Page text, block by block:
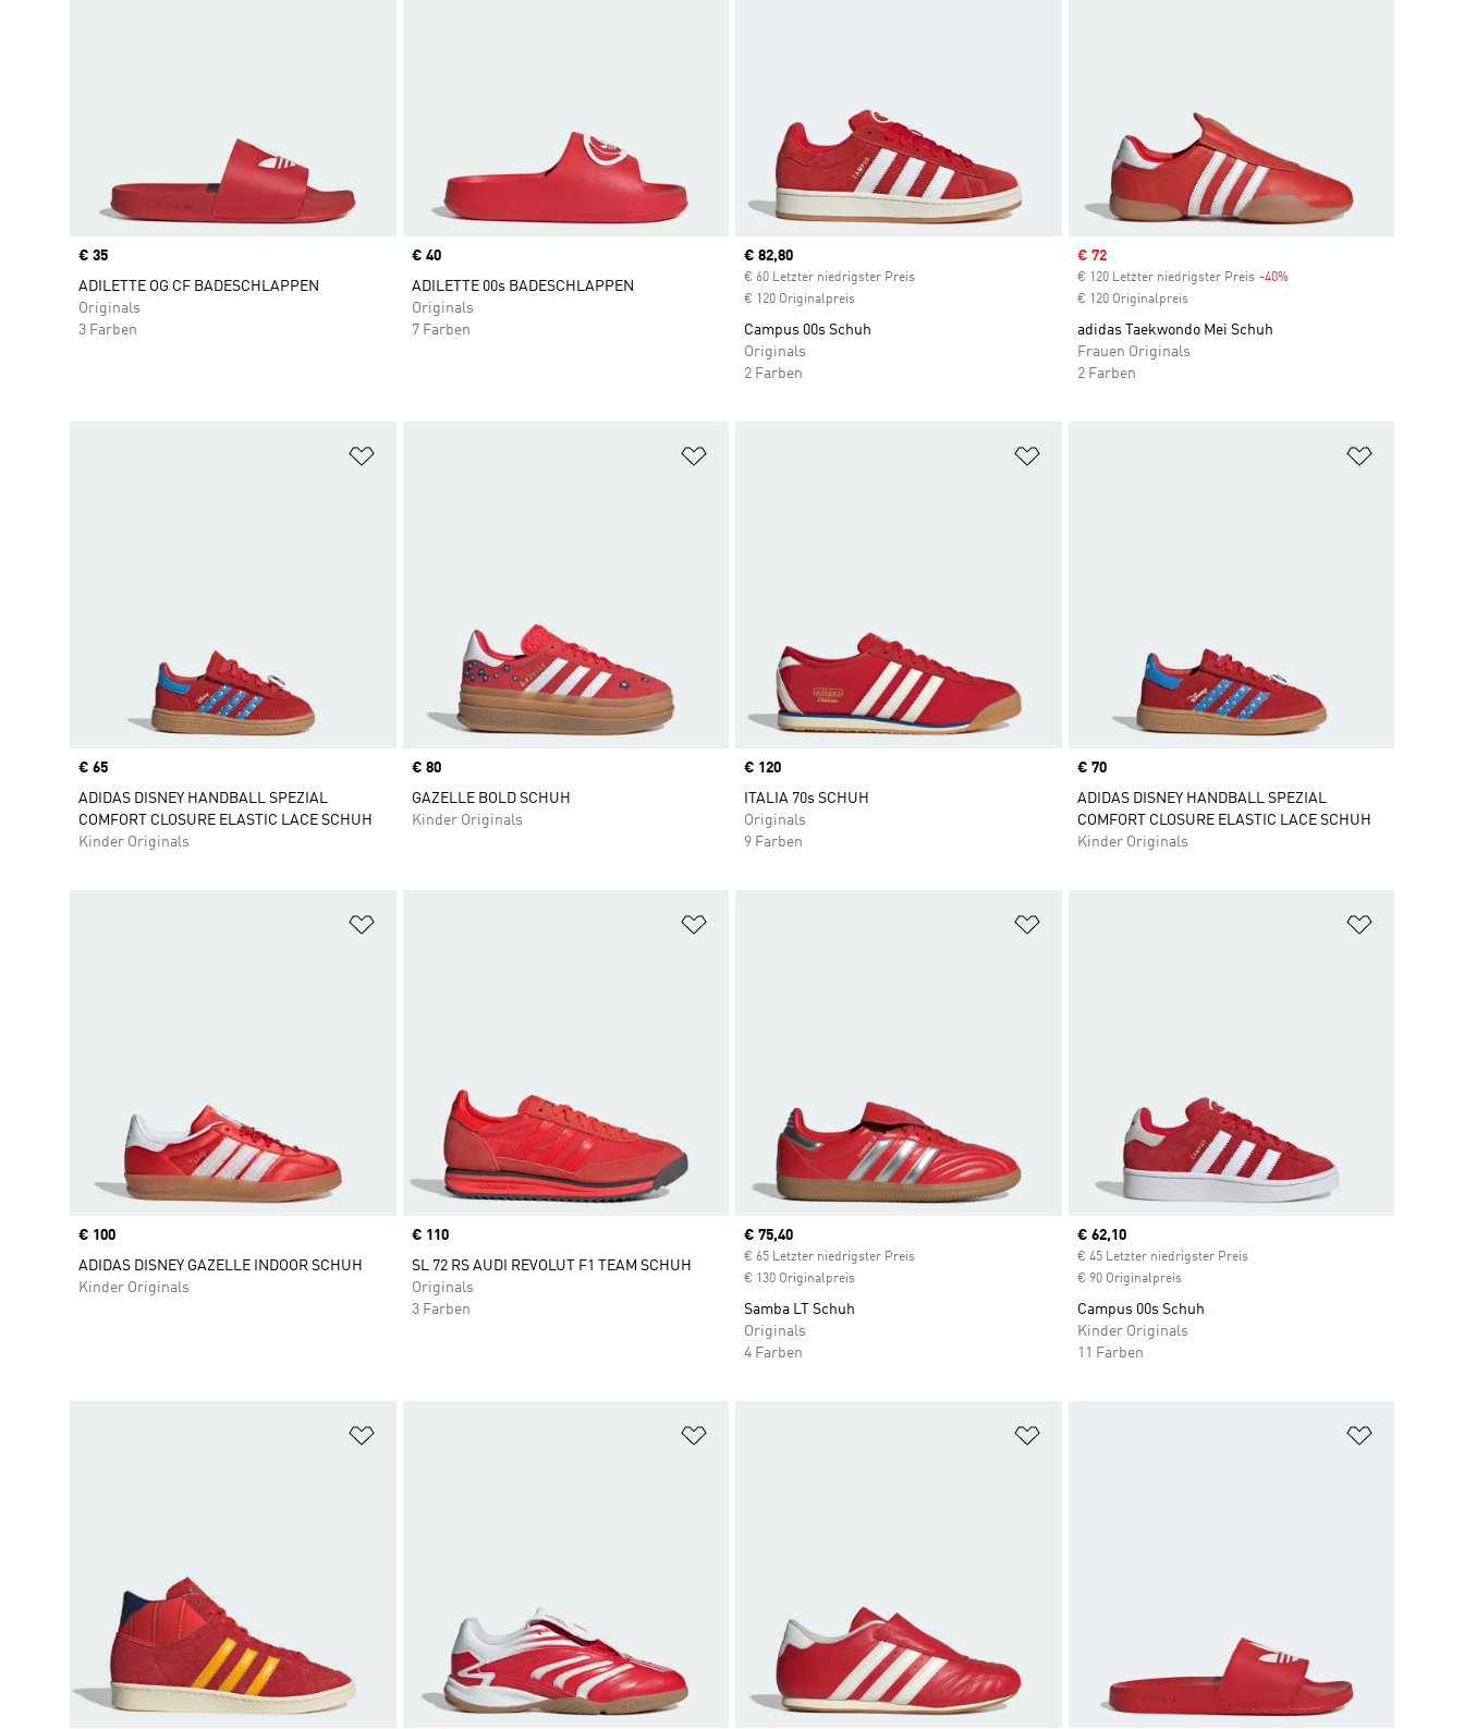
Price
€ 35
ADILETTE OG CF BADESCHLAPPEN
Originals
3 Farben
Price
€ 40
ADILETTE 00s BADESCHLAPPEN
Originals
7 Farben
Current price
€ 82,80
€ 60 Letzter niedrigster Preis
€ 120 Originalpreis
Campus 00s Schuh
Originals
2 Farben
Sale price
€ 72
€ 120 Letzter niedrigster Preis -40%Discount
€ 120 Originalpreis
adidas Taekwondo Mei Schuh
Frauen Originals
2 Farben
Price
€ 65
ADIDAS DISNEY HANDBALL SPEZIAL
COMFORT CLOSURE ELASTIC LACE SCHUH
Kinder Originals
Price
€ 80
GAZELLE BOLD SCHUH
Kinder Originals
Price
€ 120
ITALIA 70s SCHUH
Originals
9 Farben
Price
€ 70
ADIDAS DISNEY HANDBALL SPEZIAL
COMFORT CLOSURE ELASTIC LACE SCHUH
Kinder Originals
Price
€ 100
ADIDAS DISNEY GAZELLE INDOOR SCHUH
Kinder Originals
Price
€ 110
SL 72 RS AUDI REVOLUT F1 TEAM SCHUH
Originals
3 Farben
Current price
€ 75,40
€ 65 Letzter niedrigster Preis
€ 130 Originalpreis
Samba LT Schuh
Originals
4 Farben
Current price
€ 62,10
€ 45 Letzter niedrigster Preis
€ 90 Originalpreis
Campus 00s Schuh
Kinder Originals
11 Farben